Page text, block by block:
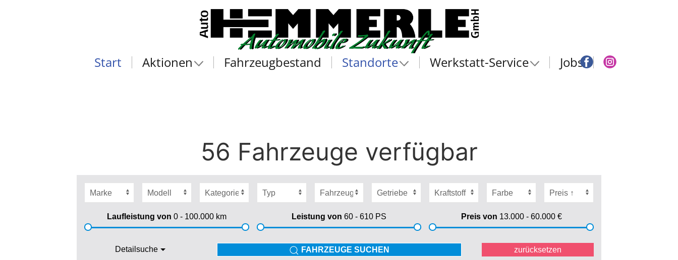
Start Aktionen Fahrzeugbestand Standorte Werkstatt-Service Jobs
56 Fahrzeuge verfügbar
Laufleistung von 0 - 100.000km Leistung von 60 - 610 PS Preis von 13.000 - 60.000€
Detailsuche FAHRZEUGE SUCHEN zurücksetzen